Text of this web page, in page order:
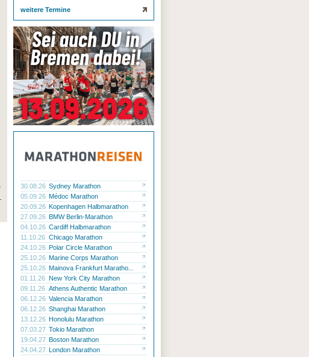
weitere Termine
30.08.26 Sydney Marathon
05.09.26 Médoc Marathon
20.09.26 Kopenhagen Halbmarathon
27.09.26 BMW Berlin-Marathon
04.10.26 Cardiff Halbmarathon
11.10.26 Chicago Marathon
24.10.26 Polar Circle Marathon
25.10.26 Marine Corps Marathon
25.10.26 Mainova Frankfurt Maratho...
01.11.26 New York City Marathon
09.11.26 Athens Authentic Marathon
06.12.26 Valencia Marathon
06.12.26 Shanghai Marathon
13.12.26 Honolulu Marathon
07.03.27 Tokio Marathon
19.04.27 Boston Marathon
24.04.27 London Marathon